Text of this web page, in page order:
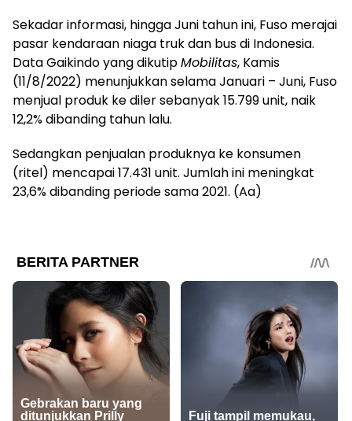
Sekadar informasi, hingga Juni tahun ini, Fuso merajai
pasar kendaraan niaga truk dan bus di Indonesia.
Data Gaikindo yang dikutipMobilitas, Kamis
(11/8/2022) menunjukkan selama Januari – Juni, Fuso
menjual produk ke diler sebanyak 15.799 unit, naik
12,2% dibanding tahun lalu.
Sedangkan penjualan produknya ke konsumen
(ritel) mencapai 17.431 unit. Jumlah ini meningkat
23,6% dibanding periode sama 2021. (Aa)